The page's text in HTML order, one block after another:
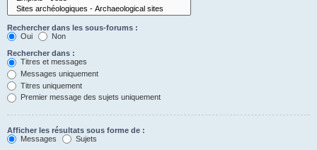
Rechercher dans les sous-forums :
Oui
Non
Rechercher dans :
Titres et messages
Messages uniquement
Titres uniquement
Premier message des sujets uniquement
Afficher les résultats sous forme de :
Messages
Sujets